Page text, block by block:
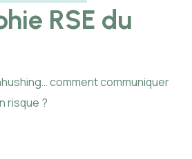
RSE du
comment communiquer
risque ?